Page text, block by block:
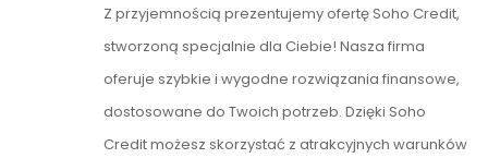
Z przyjemnością prezentujemy ofertę Soho Credit,
stworzoną specjalnie dla Ciebie! Nasza firma
oferuje szybkie i wygodne rozwiązania finansowe,
dostosowane do Twoich potrzeb. Dzięki Soho
Credit możesz skorzystać z atrakcyjnych warunków